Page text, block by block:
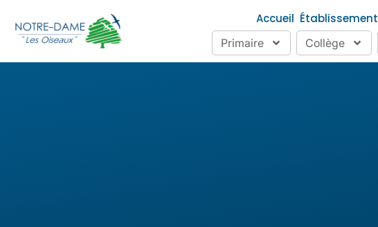
Accueil Établissement
Primaire Collège